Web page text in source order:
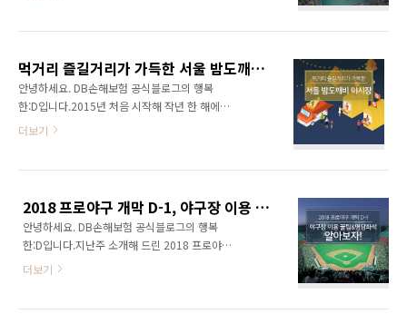
쭉 등 봄을 대표하는 꽃들의 향연이 어어 질 전망
벚꽃 축제는 가족여행, 연인들의 데이트 코스로
도 큰 사랑..
에 있는 폐터널에서 만날 수 있는 특별한 풍경입
니다. 우리가 흔하게 볼 수 있는 고드름들과는 전
혀 다르게 땅에서 마치 식물들처럼 자라나는 고
드름을 볼 수 있는데요. 건장한 남성보다 크게 자
나 관람할 수 없기 때문에 신비한 연천 여행 코스
크 (출처 : 경기관광포털사이트) 한옥하면 떠오
르는 유명..
먹거리 즐길거리가 가득한 서울 밤도깨비 야시장
안녕하세요. DB손해보험 공식블로그의 행복
한:D입니다.2015년 처음 시작해 작년 한 해에도
큰사랑을 받았던 서울 밤도깨비 야시장이 다시
트, 특별존을 즐길 수 있다고 해요! 색다른 매력
이 있는 서울 밤도깨비 야시장 차근차근 소개해
드릴게요! - DDP 청춘런웨이마켓 한강에서 즐기
는 하룻밤의 세계여행이라는 컨셉으로 진행되는
맺어 세계 각국의 셀러들이 한강에 모여 교류하
더보기
2018 프로야구 개막 D-1, 야구장 이용 꿀팁&명당좌석 알아보자!
안녕하세요. DB손해보험 공식블로그의 행복
한:D입니다.지난주 소개해 드린 2018 프로야구
경기 일정! 오늘은 야구장으로 데이트나 나들이
더보기